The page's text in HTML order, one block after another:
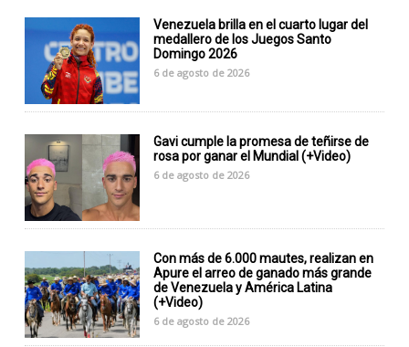
Venezuela brilla en el cuarto lugar del
medallero de los Juegos Santo
Domingo 2026
6 de agosto de 2026
Gavi cumple la promesa de teñirse de
rosa por ganar el Mundial (+Video)
6 de agosto de 2026
Con más de 6.000 mautes, realizan en
Apure el arreo de ganado más grande
de Venezuela y América Latina
(+Video)
6 de agosto de 2026